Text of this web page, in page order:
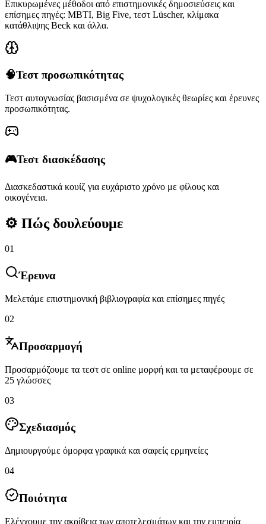
Επικυρωμένες μέθοδοι από επιστημονικές δημοσιεύσεις και
επίσημες πηγές: MBTI, Big Five, τεστ Lüscher, κλίμακα
κατάθλιψης Beck και άλλα.
🧠Τεστ προσωπικότητας
Τεστ αυτογνωσίας βασισμένα σε ψυχολογικές θεωρίες και έρευνες
προσωπικότητας.
🎮Τεστ διασκέδασης
Διασκεδαστικά κουίζ για ευχάριστο χρόνο με φίλους και
οικογένεια.
⚙️ Πώς δουλεύουμε
01
Έρευνα
Μελετάμε επιστημονική βιβλιογραφία και επίσημες πηγές
02
Προσαρμογή
Προσαρμόζουμε τα τεστ σε online μορφή και τα μεταφέρουμε σε
25 γλώσσες
03
Σχεδιασμός
Δημιουργούμε όμορφα γραφικά και σαφείς ερμηνείες
04
Ποιότητα
Ελέγχουμε την ακρίβεια των αποτελεσμάτων και την εμπειρία